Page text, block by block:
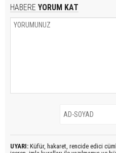
HABERE YORUM KAT
UYARI: Küfür, hakaret, rencide edici